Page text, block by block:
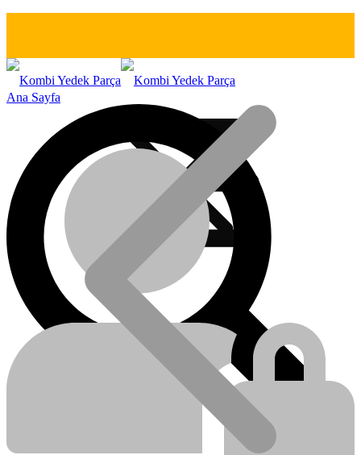
Ana Sayfa